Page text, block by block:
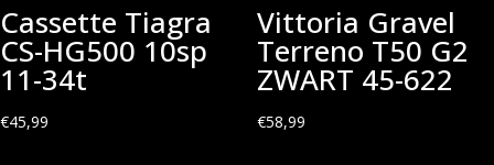
Cassette Tiagra
CS-HG500 10sp
11-34t
€45,99
Vittoria Gravel
Terreno T50 G2
ZWART 45-622
€58,99